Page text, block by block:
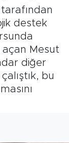
tarafından
destek
açan Mesut
diğer
bu